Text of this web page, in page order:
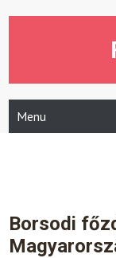
Menu
Borsodi